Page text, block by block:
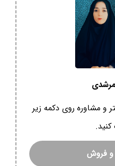
و مشاوره روی دکمه زیر
و فروش